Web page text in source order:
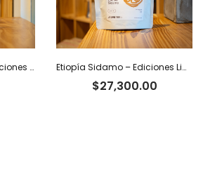
Costa Rica Honey – Ediciones Limitadas Tiger Etiopía Sidamo – Ediciones Limitadas Tiger
$27,300.00